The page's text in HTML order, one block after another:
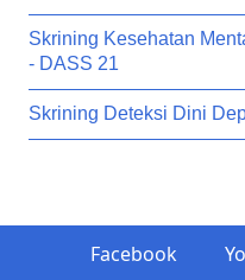
Skrining Kesehatan
- DASS 21
Skrining Deteksi Dini
Facebook